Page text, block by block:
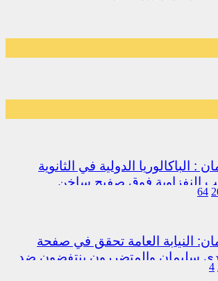
: الباكالوريا الدولية في الثانوية
النفزاوية فوق صفيح ساخن
64
النيابة العامة تحقق في صفحة
سليمان والمتضررون ينتفضون ضد
رجال الشرطة
4